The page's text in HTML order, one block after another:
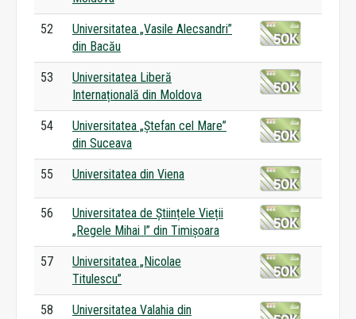
52
Universitatea „Vasile Alecsandri”
din Bacău
53
Universitatea Liberă
Internațională din Moldova
54
Universitatea „Ștefan cel Mare”
din Suceava
55 Universitatea din Viena
56
Universitatea de Științele Vieții
„Regele Mihai I” din Timișoara
57
Universitatea „Nicolae
Titulescu”
58
Universitatea Valahia din